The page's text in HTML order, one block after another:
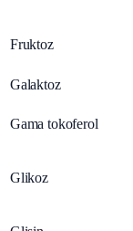
Fruktoz
Galaktoz
Gama tokoferol
Glikoz